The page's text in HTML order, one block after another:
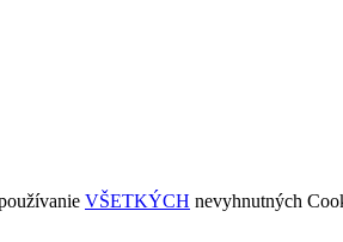
VŠETKÝCH nevyhnutných